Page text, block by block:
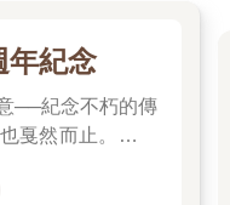
年紀念
──紀念不朽的傳
戛然而止。透視